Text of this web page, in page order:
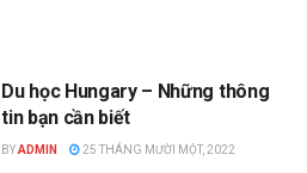
Du học Hungary – Những thông
tin bạn cần biết
BYADMIN 25 THÁNG MƯỜI MỘT, 2022